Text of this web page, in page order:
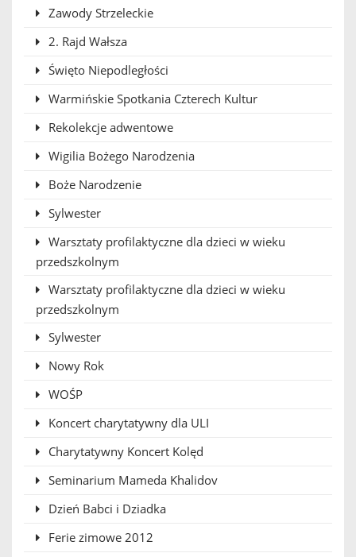
Zawody Strzeleckie
2. Rajd Wałsza
Święto Niepodległości
Warmińskie Spotkania Czterech Kultur
Rekolekcje adwentowe
Wigilia Bożego Narodzenia
Boże Narodzenie
Sylwester
Warsztaty profilaktyczne dla dzieci w wieku
przedszkolnym
Warsztaty profilaktyczne dla dzieci w wieku
przedszkolnym
Sylwester
Nowy Rok
WOŚP
Koncert charytatywny dla ULI
Charytatywny Koncert Kolęd
Seminarium Mameda Khalidov
Dzień Babci i Dziadka
Ferie zimowe 2012